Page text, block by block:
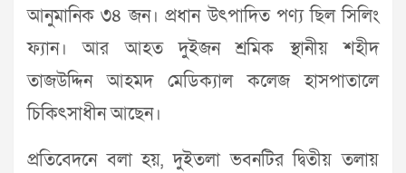
আনুমানিক ৩৪ জন। প্রধান উৎপাদিত পণ্য ছিল সিলিং
ফ্যান। আর আহত দুইজন শ্রমিক স্থানীয় শহীদ
তাজউদ্দিন আহমদ মেডিক্যাল কলেজ হাসপাতালে
চিকিৎসাধীন আছেন।
প্রতিবেদনে বলা হয়, দুইতলা ভবনটির দ্বিতীয় তলায়